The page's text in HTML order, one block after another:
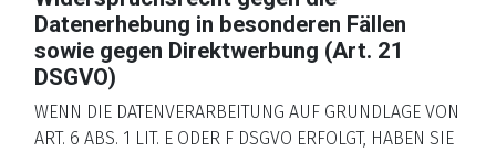
Datenerhebung in besonderen Fällen
sowie gegen Direktwerbung (Art. 21
DSGVO)
WENN DIE DATENVERARBEITUNG AUF GRUNDLAGE VON
ART. 6 ABS. 1 LIT. E ODER F DSGVO ERFOLGT, HABEN SIE